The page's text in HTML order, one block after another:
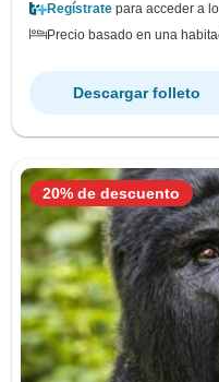
Regístrate para acceder a
Precio basado en una
Descargar folleto
20% de descuento